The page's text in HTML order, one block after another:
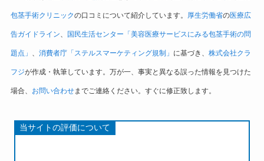
包茎手術クリニックの口コミについて紹介しています。 厚生労働省の医療広
告ガイドライン、 国民生活センター「美容医療サービスにみる包茎手術の問
題点」 、 消費者庁「ステルスマーケティング規制」 に基づき、 株式会社クラ
フジが作成・執筆しています。万が一、事実と異なる誤った情報を見つけた
場合、 お問い合わせまでご連絡ください。すぐに修正致します。
当サイトの評価について